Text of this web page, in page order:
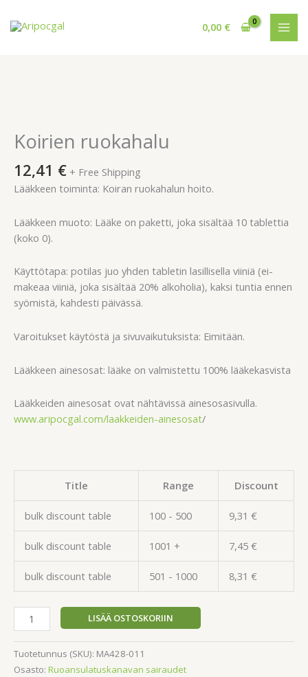
sisältöön
0,00 €
Koirien ruokahalu
12,41 € + Free Shipping
Lääkkeen toiminta: Koiran ruokahalun hoito.
Lääkkeen muoto: Lääke on paketti, joka sisältää 10 tablettia
(koko 0).
Käyttötapa: potilas juo yhden tabletin lasillisella viiniä (ei-
makeaa viiniä, joka sisältää 20% alkoholia), kaksi tuntia ennen
syömistä, kahdesti päivässä.
Varoitukset käytöstä ja sivuvaikutuksista: Eimitään.
Lääkkeen ainesosat: lääke on valmistettu 100% lääkekasvista
Lääkkeiden ainesosat ovat nähtävissä ainesosasivulla.
www.aripocgal.com/laakkeiden-ainesosat/
Title Range Discount
bulk discount table 100 - 500 9,31 €
bulk discount table 1001 + 7,45 €
bulk discount table 501 - 1000 8,31 €
määrä
LISÄÄ OSTOSKORIIN
Tuotetunnus (SKU): MA428-011
Osasto: Ruoansulatuskanavan sairaudet